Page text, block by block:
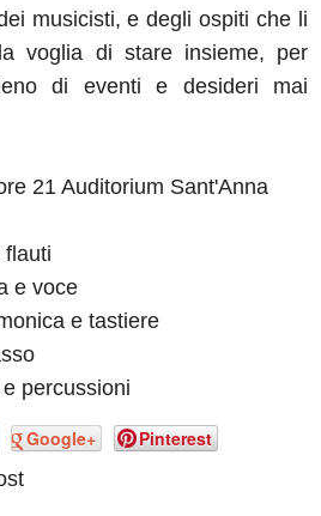
musicisti, e degli ospiti che li
voglia di stare insieme, per
di eventi e desideri mai
21 Auditorium Sant'Anna
flauti
e voce
e tastiere
percussioni
Google+ Pinterest